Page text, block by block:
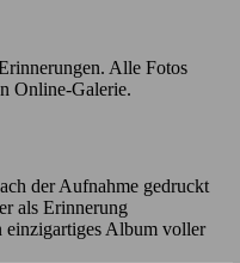
Alle Fotos
Online-Galerie.
der Aufnahme gedruckt
als Erinnerung
einzigartiges Album voller